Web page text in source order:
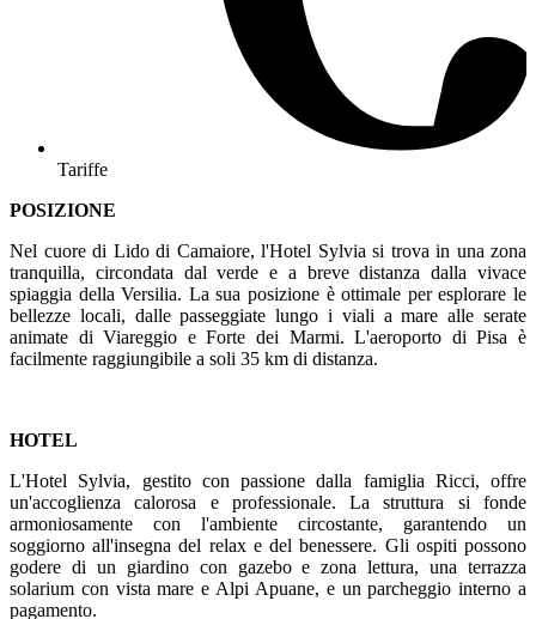
Tariffe
POSIZIONE
Nel cuore di Lido di Camaiore, l'Hotel Sylvia si trova in una zona
tranquilla, circondata dal verde e a breve distanza dalla vivace
spiaggia della Versilia. La sua posizione è ottimale per esplorare le
bellezze locali, dalle passeggiate lungo i viali a mare alle serate
animate di Viareggio e Forte dei Marmi. L'aeroporto di Pisa è
facilmente raggiungibile a soli 35 km di distanza.
HOTEL
L'Hotel Sylvia, gestito con passione dalla famiglia Ricci, offre
un'accoglienza calorosa e professionale. La struttura si fonde
armoniosamente con l'ambiente circostante, garantendo un
soggiorno all'insegna del relax e del benessere. Gli ospiti possono
godere di un giardino con gazebo e zona lettura, una terrazza
solarium con vista mare e Alpi Apuane, e un parcheggio interno a
pagamento.